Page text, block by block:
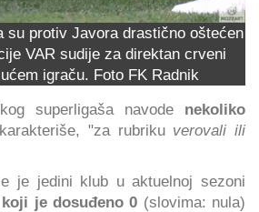
su protiv Javora drastično oštećen
VAR sudije za direktan crveni
igraču. Foto FK Radnik
superligaša navode nekoliko
"za rubriku verovali ili
je jedini klub u aktuelnoj sezoni
je dosuđeno 0 (slovima: nula)